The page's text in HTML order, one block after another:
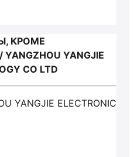
КРОМЕ
YANGJIE
CO LTD
YANGJIE ELECTRONIC